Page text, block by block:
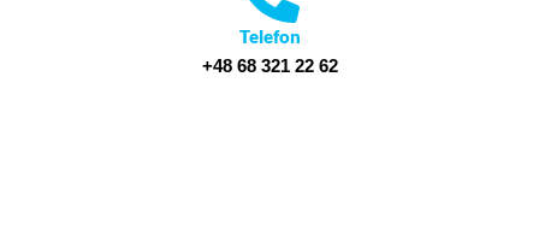
Telefon
+48 68 321 22 62